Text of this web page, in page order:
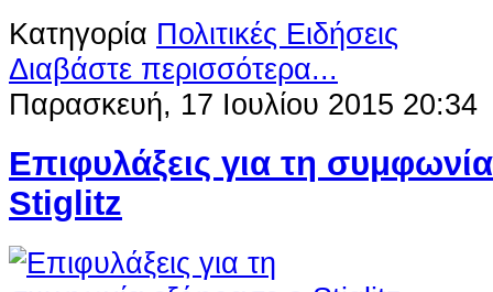
Κατηγορία Πολιτικές Ειδήσεις
Διαβάστε περισσότερα...
Παρασκευή, 17 Ιουλίου 2015 20:34
Επιφυλάξεις για τη
Stiglitz